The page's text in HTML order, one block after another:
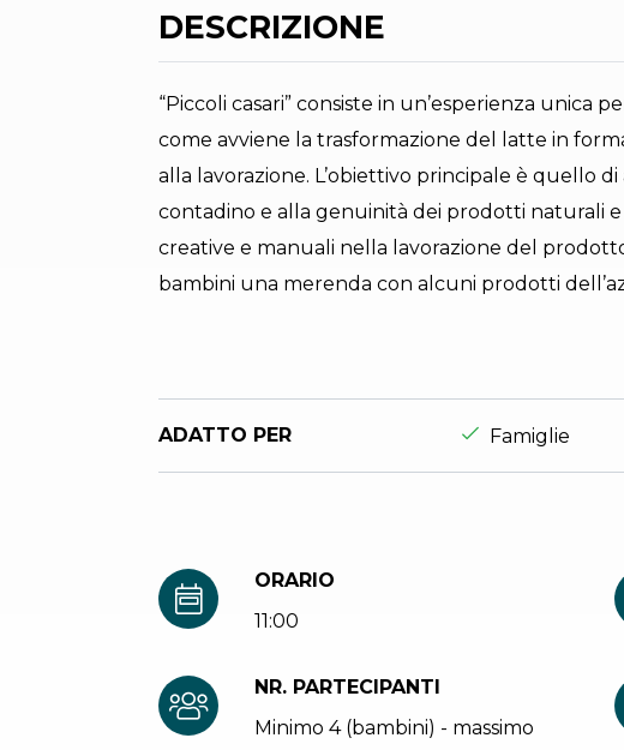
DESCRIZIONE
“Piccoli casari” consiste in un’esperienza unica
come avviene la trasformazione del latte in
alla lavorazione. L’obiettivo principale è quello
contadino e alla genuinità dei prodotti naturali
creative e manuali nella lavorazione del
bambini una merenda con alcuni prodotti
ADATTO PER Esperienza
Famiglie
ORARIO
11:00
NR. PARTECIPANTI
Minimo 4 (bambini) - massimo